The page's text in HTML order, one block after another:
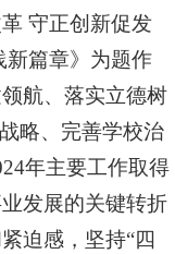
守正创新促发
新篇章》为题作
航、落实立德树
略、完善学校治
年主要工作取得
发展的关键转折
迫感，坚持“四